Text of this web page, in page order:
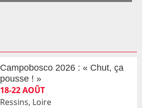
Campobosco 2026 : « Chut, ça
pousse ! »
18-22 AOÛT
Ressins, Loire